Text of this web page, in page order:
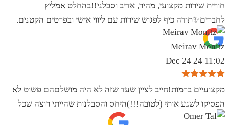
חוויית שירות מקצועי, מהיר, אדיב וסבלני!!בהחלט אמליץ
לחברים✨️תודה כיף לפגוש שירות עם ליווי אישי ובפרטים הקטנים.
Meirav Monitz
11:02 24 Dec 24
מקצועיים ברמות!חייב לציין שעד שזה לא היה מושלםהם פשוט לא
הפסיקו לשגע אותי (לטובה!!!)היחס והסבלנות שהייתי רוצה שכל